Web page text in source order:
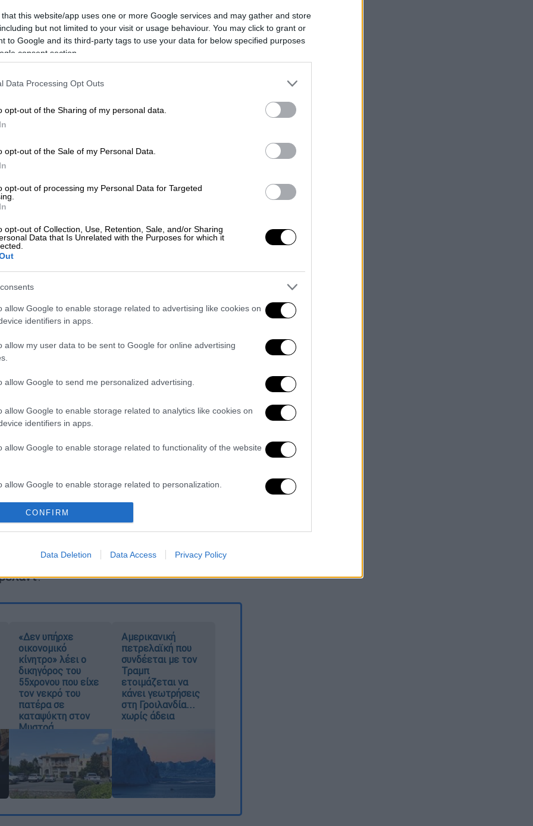
that this website/app uses one or more Google services and may gather and store
but not limited to your visit or usage behaviour. You may click to grant or
to Google and its third-party tags to use your data for below specified purposes
consent section.
Data Processing Opt Outs
opt-out of the Sharing of my personal data.
opt-out of the Sale of my Personal Data.
opt-out of processing my Personal Data for Targeted
opt-out of Collection, Use, Retention, Sale, and/or Sharing
Data that Is Unrelated with the Purposes for which it
allow Google to enable storage related to advertising like cookies on
identifiers in apps.
allow my user data to be sent to Google for online advertising
allow Google to send me personalized advertising.
allow Google to enable storage related to analytics like cookies on
identifiers in apps.
allow Google to enable storage related to functionality of the website
allow Google to enable storage related to personalization.
allow Google to enable storage related to security, including
functionality and fraud prevention, and other user protection.
CONFIRM
Data Deletion Data Access Privacy Policy
Associated Press
συνεδρίαση του δημοτικού
για ψάρεμα στον πάγο σε μια
πορνεία.
κατά τη διάρκεια της συνεδρίασης της
«δεδομένα» κατά τη διάρκεια της
ανθρώπους να ψαρεύουν στηνπαγωμένη
"Θέλω μια παράγκα στον πάγο στο
πάγο με παράγκες, τότε αυτό οδηγεί σε
έχετε τον αρχηγό της αστυνομίας και το
την πορνεία προήλθε από την εμπειρία
που κάλυπτε υπηρεσίες
για πορνεία σε καλύβες.
είναι σοφό να συζητάμε το
ανέφερε ο Shubert στη δήλωσή του.
ΗΠΑπέρυσι, όταν κάλεσε τα μέλη του
για τη χρήση ενός βιβλίου με
επιπέδου στο λύκειο, το οποίο
βρίσκεται περίπου 48 χιλιόμετρα
.
«Δεν υπήρχε
οικονομικό
κίνητρο» λέει ο
δικηγόρος του
55χρονου που είχε
τον νεκρό του
πατέρα σε
καταψύκτη στον
Μυστρά
Αμερικανική
πετρελαϊκή που
συνδέεται με τον
Τραμπ
ετοιμάζεται να
κάνει γεωτρήσεις
στη Γροιλανδία...
χωρίς άδεια